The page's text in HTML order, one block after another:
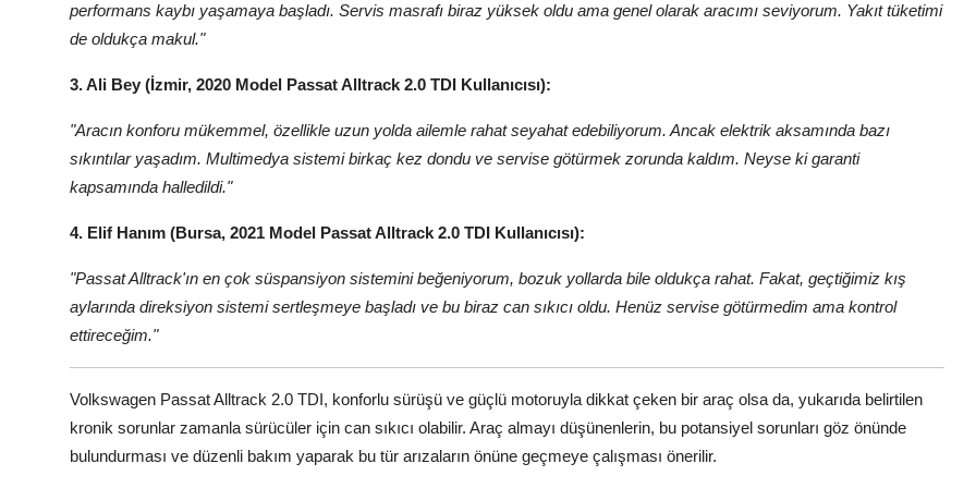
performans kaybı yaşamaya başladı. Servis masrafı biraz yüksek oldu ama genel olarak aracımı seviyorum. Yakıt tüketimi
de oldukça makul."
3. Ali Bey (İzmir, 2020 Model Passat Alltrack 2.0 TDI Kullanıcısı):
"Aracın konforu mükemmel, özellikle uzun yolda ailemle rahat seyahat edebiliyorum. Ancak elektrik aksamında bazı
sıkıntılar yaşadım. Multimedya sistemi birkaç kez dondu ve servise götürmek zorunda kaldım. Neyse ki garanti
kapsamında halledildi."
4. Elif Hanım (Bursa, 2021 Model Passat Alltrack 2.0 TDI Kullanıcısı):
"Passat Alltrack'ın en çok süspansiyon sistemini beğeniyorum, bozuk yollarda bile oldukça rahat. Fakat, geçtiğimiz kış
aylarında direksiyon sistemi sertleşmeye başladı ve bu biraz can sıkıcı oldu. Henüz servise götürmedim ama kontrol
ettireceğim."
Volkswagen Passat Alltrack 2.0 TDI, konforlu sürüşü ve güçlü motoruyla dikkat çeken bir araç olsa da, yukarıda belirtilen
kronik sorunlar zamanla sürücüler için can sıkıcı olabilir. Araç almayı düşünenlerin, bu potansiyel sorunları göz önünde
bulundurması ve düzenli bakım yaparak bu tür arızaların önüne geçmeye çalışması önerilir.